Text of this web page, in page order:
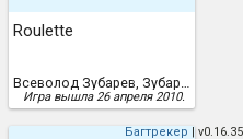
Roulette
Всеволод Зубарев, Зубарев, Всеволод
Игра вышла 26 апреля 2010.
Багтрекер | v0.16.35